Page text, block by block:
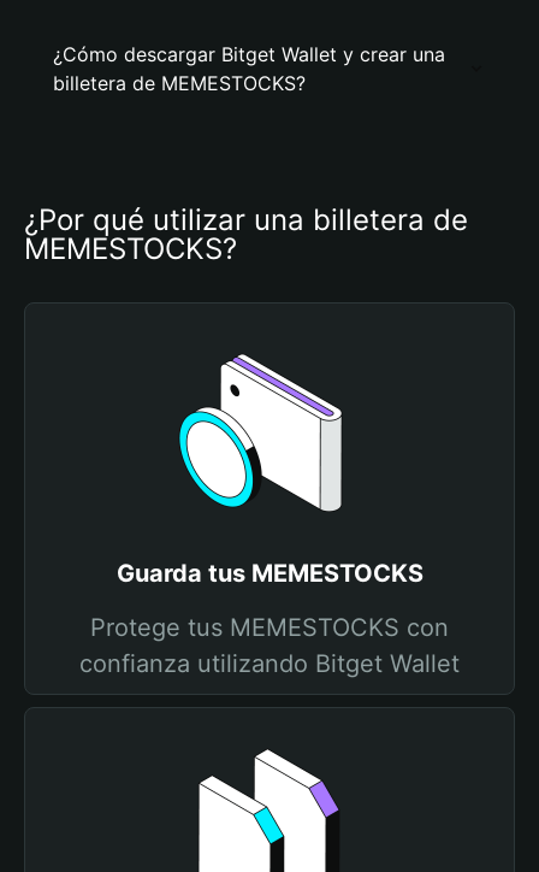
¿Cómo descargar Bitget Wallet y crear una
billetera de MEMESTOCKS?
¿Por qué utilizar una billetera de
MEMESTOCKS?
Guarda tus MEMESTOCKS
Protege tus MEMESTOCKS con
confianza utilizando Bitget Wallet